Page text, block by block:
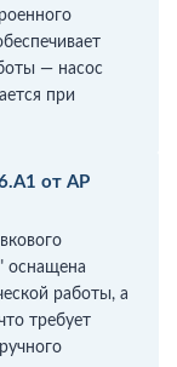
— насос
при
от AP
оснащена
работы, а
требует